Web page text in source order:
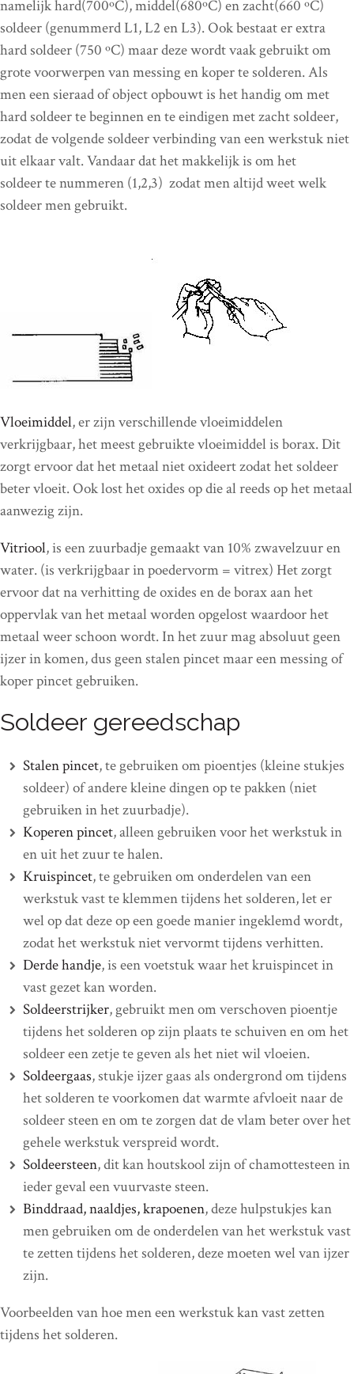
namelijk hard(700ºC), middel(680ºC) en zacht(660 ºC)
soldeer (genummerd L1, L2 en L3). Ook bestaat er extra
hard soldeer (750 ºC) maar deze wordt vaak gebruikt om
grote voorwerpen van messing en koper te solderen. Als
men een sieraad of object opbouwt is het handig om met
hard soldeer te beginnen en te eindigen met zacht soldeer,
zodat de volgende soldeer verbinding van een werkstuk niet
uit elkaar valt. Vandaar dat het makkelijk is om het
soldeer te nummeren (1,2,3) zodat men altijd weet welk
soldeer men gebruikt.
Vloeimiddel, er zijn verschillende vloeimiddelen
verkrijgbaar, het meest gebruikte vloeimiddel is borax. Dit
zorgt ervoor dat het metaal niet oxideert zodat het soldeer
beter vloeit. Ook lost het oxides op die al reeds op het metaal
aanwezig zijn.
Vitriool, is een zuurbadje gemaakt van 10% zwavelzuur en
water. (is verkrijgbaar in poedervorm = vitrex) Het zorgt
ervoor dat na verhitting de oxides en de borax aan het
oppervlak van het metaal worden opgelost waardoor het
metaal weer schoon wordt. In het zuur mag absoluut geen
ijzer in komen, dus geen stalen pincet maar een messing of
koper pincet gebruiken.
Soldeer gereedschap
Stalen pincet, te gebruiken om pioentjes (kleine stukjes
soldeer) of andere kleine dingen op te pakken (niet
gebruiken in het zuurbadje).
Koperen pincet, alleen gebruiken voor het werkstuk in
en uit het zuur te halen.
Kruispincet, te gebruiken om onderdelen van een
werkstuk vast te klemmen tijdens het solderen, let er
wel op dat deze op een goede manier ingeklemd wordt,
zodat het werkstuk niet vervormt tijdens verhitten.
Derde handje, is een voetstuk waar het kruispincet in
vast gezet kan worden.
Soldeerstrijker, gebruikt men om verschoven pioentje
tijdens het solderen op zijn plaats te schuiven en om het
soldeer een zetje te geven als het niet wil vloeien.
Soldeergaas, stukje ijzer gaas als ondergrond om tijdens
het solderen te voorkomen dat warmte afvloeit naar de
soldeer steen en om te zorgen dat de vlam beter over het
gehele werkstuk verspreid wordt.
Soldeersteen, dit kan houtskool zijn of chamottesteen in
ieder geval een vuurvaste steen.
Binddraad, naaldjes, krapoenen, deze hulpstukjes kan
men gebruiken om de onderdelen van het werkstuk vast
te zetten tijdens het solderen, deze moeten wel van ijzer
zijn.
Voorbeelden van hoe men een werkstuk kan vast zetten
tijdens het solderen.